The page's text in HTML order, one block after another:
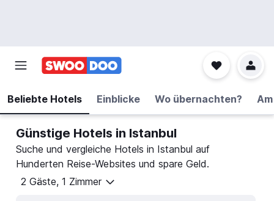
Beliebte Hotels Einblicke Wo übernachten?
Günstige Hotels in Istanbul
Suche und vergleiche Hotels in Istanbul auf
Hunderten Reise-Websites und spare Geld.
2 Gäste, 1 Zimmer